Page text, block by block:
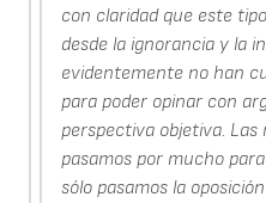
con claridad que este
desde la ignorancia y la
evidentemente no han
para poder opinar con
perspectiva objetiva.
pasamos por mucho
sólo pasamos la